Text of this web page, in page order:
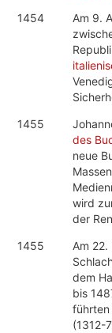
1454
Am 9.
1455
des
neue
wird
der
1455
Am
dem
bis
führten
(1312-